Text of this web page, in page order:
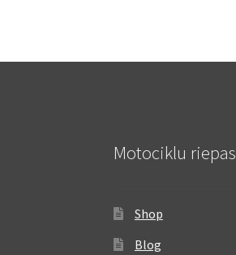
Motociklu riepas
Shop
Blog